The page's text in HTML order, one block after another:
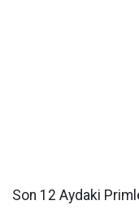
Son 12 Aydaki